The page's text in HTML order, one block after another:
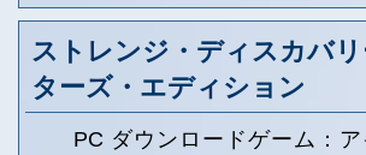
ストレンジ・ディスカバ
ターズ・エディション
PC ダウンロードゲーム：